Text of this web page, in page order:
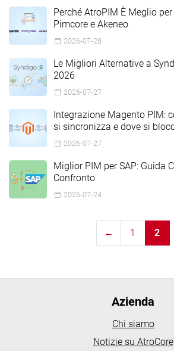
Perché AtroPIM È Meglio
Pimcore e Akeneo
2026-07-28
Le Migliori Alternative a
2026
2026-07-27
Integrazione Magento PIM:
si sincronizza e dove si
2026-07-27
Miglior PIM per SAP: Guida
Confronto
2026-07-24
← 1 2
Azienda
Chi siamo
Notizie su AtroCore